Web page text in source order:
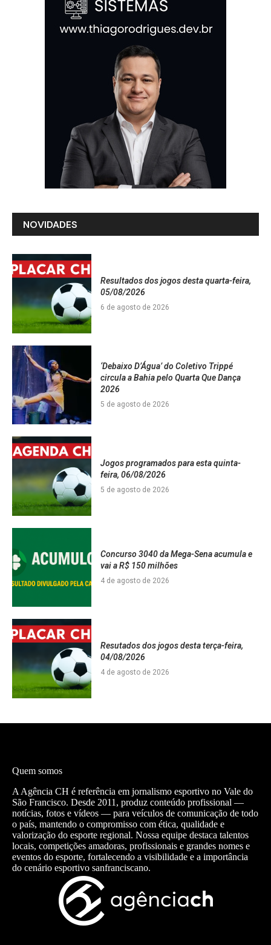
NOVIDADES
Resultados dos jogos desta quarta-feira,
05/08/2026
6 de agosto de 2026
‘Debaixo D’Água’ do Coletivo Trippé
circula a Bahia pelo Quarta Que Dança
2026
5 de agosto de 2026
Jogos programados para esta quinta-
feira, 06/08/2026
5 de agosto de 2026
Concurso 3040 da Mega-Sena acumula e
vai a R$ 150 milhões
4 de agosto de 2026
Resutados dos jogos desta terça-feira,
04/08/2026
4 de agosto de 2026
Quem somos
A Agência CH é referência em jornalismo esportivo no Vale do
São Francisco. Desde 2011, produz conteúdo profissional —
notícias, fotos e vídeos — para veículos de comunicação de todo
o país, mantendo o compromisso com ética, qualidade e
valorização do esporte regional. Nossa equipe destaca talentos
locais, competições amadoras, profissionais e grandes nomes e
eventos do esporte, fortalecendo a visibilidade e a importância
do cenário esportivo sanfranciscano.